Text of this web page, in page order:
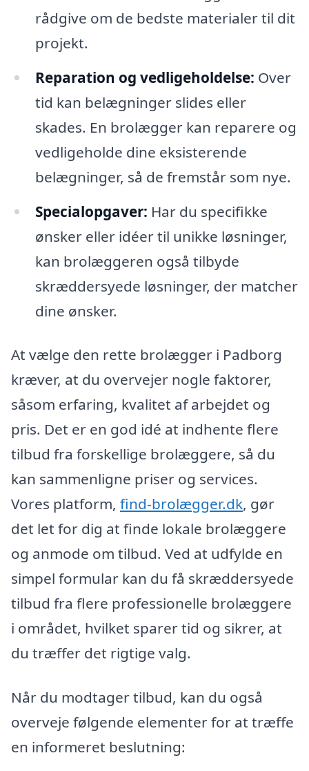
rådgive om de bedste materialer til dit
projekt.
Reparation og vedligeholdelse: Over
tid kan belægninger slides eller
skades. En brolægger kan reparere og
vedligeholde dine eksisterende
belægninger, så de fremstår som nye.
Specialopgaver: Har du specifikke
ønsker eller idéer til unikke løsninger,
kan brolæggeren også tilbyde
skræddersyede løsninger, der matcher
dine ønsker.
At vælge den rette brolægger i Padborg
kræver, at du overvejer nogle faktorer,
såsom erfaring, kvalitet af arbejdet og
pris. Det er en god idé at indhente flere
tilbud fra forskellige brolæggere, så du
kan sammenligne priser og services.
Vores platform, find-brolægger.dk, gør
det let for dig at finde lokale brolæggere
og anmode om tilbud. Ved at udfylde en
simpel formular kan du få skræddersyede
tilbud fra flere professionelle brolæggere
i området, hvilket sparer tid og sikrer, at
du træffer det rigtige valg.
Når du modtager tilbud, kan du også
overveje følgende elementer for at træffe
en informeret beslutning: